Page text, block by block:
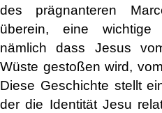
des prägnanteren
überein, eine wichtige
nämlich dass Jesus
Wüste gestoßen wird,
Diese Geschichte stellt
der die Identität Jesu